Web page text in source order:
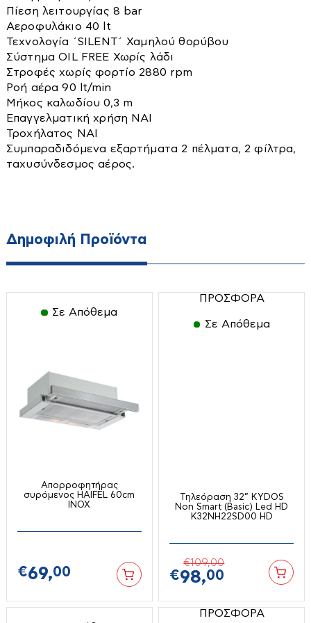
Θαμνοκοπτικά
Κονταροπρίονα
Μπορντουροψάλιδα
Οινοποιητικά Είδη
Πολυμηχανήματα
Σκαπτικά
Σχίστες Ξύλου
Ψεκαστικά-ψεκαστήρες
Αρτοπαρασκευαστές
Ατμομάγειρες-Αυγουλιέρες
Βραστήρες
Διάφορα
Ζυγαριές
Ηλεκτρικά μαχαίρια
Καφετιέρες-Τσαγιέρες
Μπλέντερ
Πολυκόπτης-multi
Πρέσες-πρεσοσίδερα
Σίδερα Ατμού
Τοστιέρες-σαντουϊτσιέρες-βαφλιέρες
Φραπιέρες
Οικιακές Συσκευές
Εντομοαπωθητικά
Εργαλεία κουζίνας
Ηλεκτρικά μάτια
Προσωπική Φροντίδα
Ραπτομηχανές
Σκούπες-σκουπάκια-ατμοκαθαριστές
Ψύκτες νερού
Ηλεκτρικοί Θερμοσίφωνες
Επαγγελματικός & Ξενοδοχειακός
Εξοπλισμός
Διάφορα
Πλατό
Μικροκυμάτων
Παγομηχανές
Set εργαλείων
Αεροσυμπιεστές
Πίεση λειτουργίας 8 bar
Αεροφυλάκιο 40 lt
Τεχνολογία ΄SILENT΄ Χαμηλού θορύβου
Σύστημα OIL FREE Χωρίς λάδι
Στροφές χωρίς φορτίο 2880 rpm
Ροή αέρα 90 lt/min
Μήκος καλωδίου 0,3 m
Επαγγελματική χρήση ΝΑΙ
Τροχήλατος ΝΑΙ
Συμπαραδιδόμενα εξαρτήματα 2 πέλματα, 2 φίλτρα,
ταχυσύνδεσμος αέρος.
Δημοφιλή Προϊόντα
Σε Απόθεμα
Απορροφητήρας
συρόμενος HAIFEL 60cm
INOX
€69,00
ΠΡΟΣΦΟΡΑ
Σε Απόθεμα
Τηλεόραση 32” KYDOS
Non Smart (Basic) Led HD
K32NH22SD00 HD
€109,00
€98,00
ΠΡΟΣΦΟΡΑ